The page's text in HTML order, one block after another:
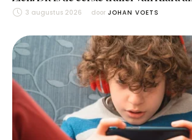
3 augustus 2026 door JOHAN VOETS